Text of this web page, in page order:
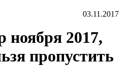
03.11.2017
ноября 2017,
пропустить